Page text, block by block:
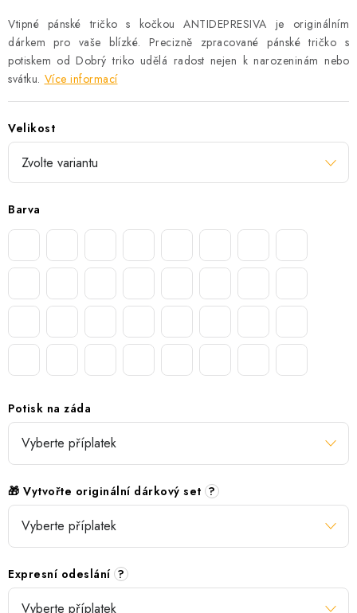
Vtipné pánské tričko s kočkou ANTIDEPRESIVA je originálním
dárkem pro vaše blízké. Precizně zpracované pánské tričko s
potiskem od Dobrý triko udělá radost nejen k narozeninám nebo
svátku. Více informací
Velikost
Barva
Potisk na záda
🎁 Vytvořte originální dárkový set ?
Expresní odeslání ?